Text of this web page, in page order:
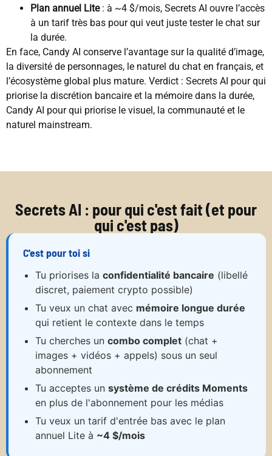
Plan annuel Lite: à ~4 $/mois, Secrets AI ouvre l’accès
à un tarif très bas pour qui veut juste tester le chat sur
la durée.
En face, Candy AI conserve l’avantage sur la qualité d’image,
la diversité de personnages, le naturel du chat en français, et
l’écosystème global plus mature. Verdict : Secrets AI pour qui
priorise la discrétion bancaire et la mémoire dans la durée,
Candy AI pour qui priorise le visuel, la communauté et le
naturel mainstream.
Secrets AI : pour qui c'est fait (et pour
qui c'est pas)
C'est pour toi si
Tu priorises la confidentialité bancaire (libellé
discret, paiement crypto possible)
Tu veux un chat avec mémoire longue durée
qui retient le contexte dans le temps
Tu cherches un combo complet (chat +
images + vidéos + appels) sous un seul
abonnement
Tu acceptes un système de crédits Moments
en plus de l'abonnement pour les médias
Tu veux un tarif d'entrée bas avec le plan
annuel Lite à ~4 $/mois